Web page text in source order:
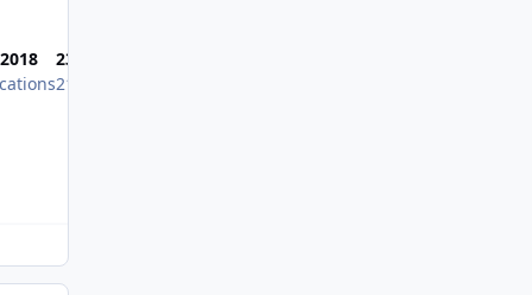
23 août 2018
21 publications